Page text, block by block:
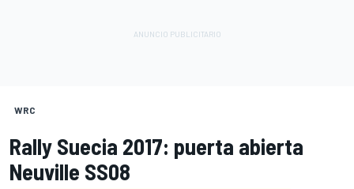
WRC
Rally Suecia 2017: puerta abierta
Neuville SS08